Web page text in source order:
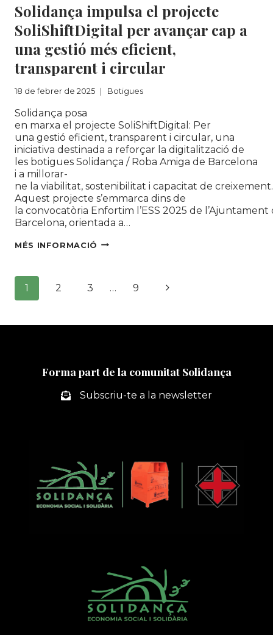
Solidança impulsa el projecte
SoliShiftDigital per avançar cap a
una gestió més eficient,
transparent i circular
18 de febrer de 2025 Botigues
Solidança posa
en marxa el projecte SoliShiftDigital: Per
una gestió eficient, transparent i circular, una
iniciativa destinada a reforçar la digitalització de
les botigues Solidança / Roba Amiga de Barcelona
i a millorar-
ne la viabilitat, sostenibilitat i capacitat de
Aquest projecte s’emmarca dins de
la convocatòria Enfortim l’ESS 2025 de l’Ajuntament
Barcelona, orientada a…
MÉS INFORMACIÓ SOLIDANÇA
SOLISHIFTDIGITAL
GESTIÓ
MÉS
EFICIENT,
Navegació
1 2 3 … 9
Pàgina
Forma part de la comunitat Solidança
Subscriu-te a la newsletter